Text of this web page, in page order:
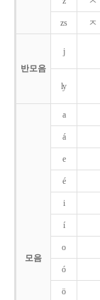
zs ㅈ
반모음
j
ly
모음
a
á
e
é
i
í
o
ó
ö